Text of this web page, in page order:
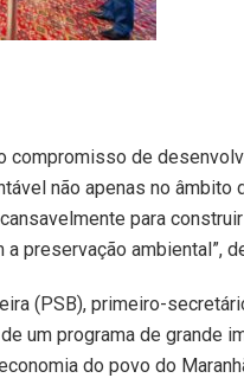
compromisso de
não apenas no âmbito
para
preservação ambiental”,
(PSB), primeiro-
um programa de grande
do povo do